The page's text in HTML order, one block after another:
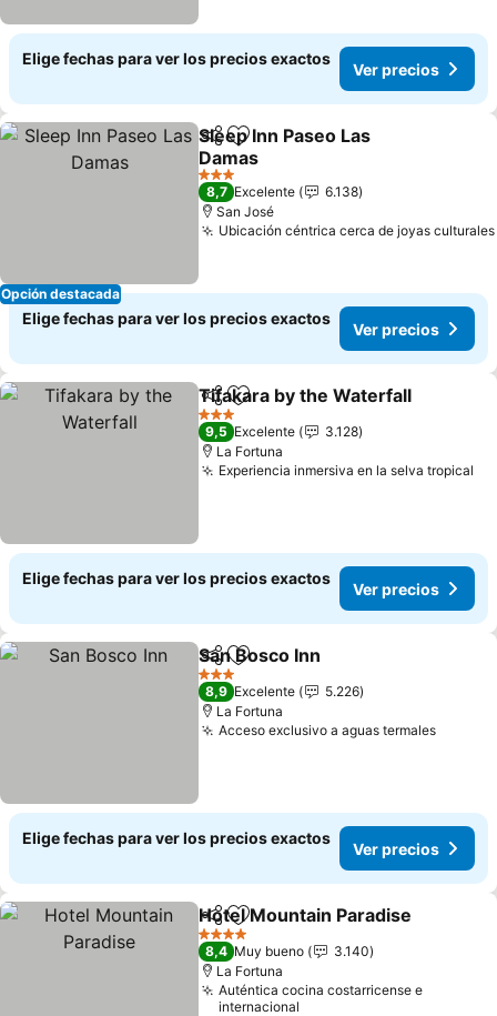
Elige fechas para ver los precios exactos
Ver precios
Opción destacada
CompartirAgregar a favoritos
Sleep Inn Paseo Las
Damas
3 Estrellas
8,7 Excelente
6.138
San José
Ubicación céntrica cerca de joyas culturales
Elige fechas para ver los precios exactos
Ver precios
Compartir
Agregar a favoritos
Tifakara by the Waterfall
3 Estrellas
9,5 Excelente
3.128
La Fortuna
Experiencia inmersiva en la selva tropical
Elige fechas para ver los precios exactos
Ver precios
CompartirAgregar a favoritos
San Bosco Inn
3 Estrellas
8,9 Excelente
5.226
La Fortuna
Acceso exclusivo a aguas termales
Elige fechas para ver los precios exactos
Ver precios
CompartirAgregar a favoritos
Hotel Mountain Paradise
4 Estrellas
8,4 Muy bueno
3.140
La Fortuna
Auténtica cocina costarricense e
internacional